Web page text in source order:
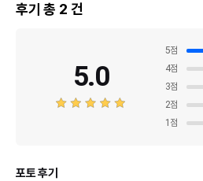
후기 총 2 건
5.0
5점
4점
3점
2점
1 점
포토 후기